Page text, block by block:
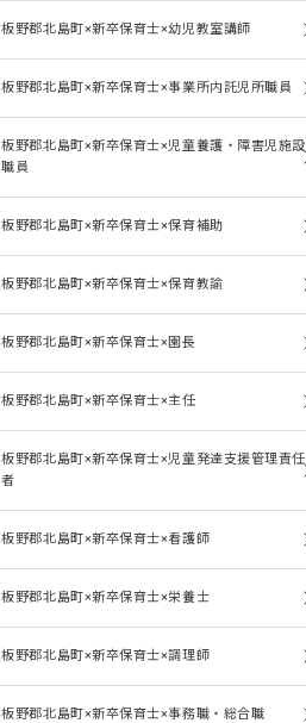
板野郡北島町×新卒保育士×幼児教室講師
板野郡北島町×新卒保育士×事業所内託児所職員
板野郡北島町×新卒保育士×児童養護・障害児施設
職員
板野郡北島町×新卒保育士×保育補助
板野郡北島町×新卒保育士×保育教諭
板野郡北島町×新卒保育士×園長
板野郡北島町×新卒保育士×主任
板野郡北島町×新卒保育士×児童発達支援管理責任
者
板野郡北島町×新卒保育士×看護師
板野郡北島町×新卒保育士×栄養士
板野郡北島町×新卒保育士×調理師
板野郡北島町×新卒保育士×事務職・総合職